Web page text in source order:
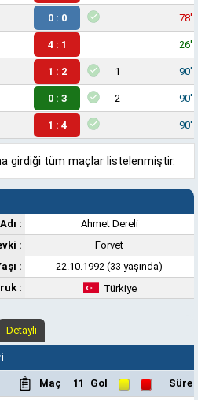
0 : 0 78'
4 : 1 26'
1 : 2 1 90'
0 : 3 2 90'
1 : 4 90'
girdiği tüm maçlar listelenmiştir.
Adı :
Ahmet Dereli
:
Forvet
:
22.10.1992 (33 yaşında)
:
Türkiye
Detaylı
Maç 11 Gol
Süre